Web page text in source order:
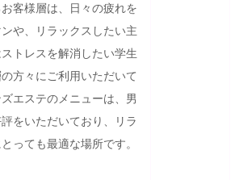
客様層は、日々の疲れを
や、リラックスしたい主
トレスを解消したい学生
方々にご利用いただいて
エステのメニューは、男
をいただいており、リラ
っても最適な場所です。